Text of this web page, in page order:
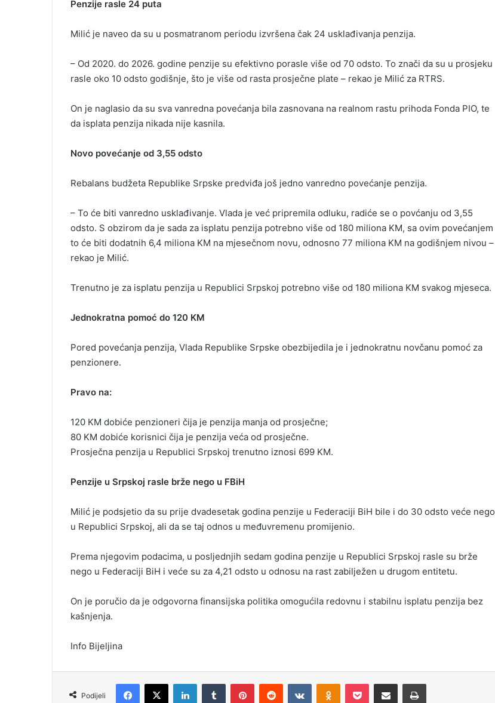
Penzije rasle 24 puta
Milić je naveo da su u posmatranom periodu izvršena čak 24 usklađivanja penzija.
– Od 2020. do 2026. godine penzije su efektivno porasle više od 70 odsto. To znači da su u prosjeku
rasle oko 10 odsto godišnje, što je više od rasta prosječne plate – rekao je Milić za RTRS.
On je naglasio da su sva vanredna povećanja bila zasnovana na realnom rastu prihoda Fonda PIO, te
da isplata penzija nikada nije kasnila.
Novo povećanje od 3,55 odsto
Rebalans budžeta Republike Srpske predviđa još jedno vanredno povećanje penzija.
– To će biti vanredno usklađivanje. Vlada je već pripremila odluku, radiće se o povćanju od 3,55
odsto. S obzirom da je sada za isplatu penzija potrebno više od 180 miliona KM, sa ovim povećanjem
to će biti dodatnih 6,4 miliona KM na mjesečnom novu, odnosno 77 miliona KM na godišnjem nivou –
rekao je Milić.
Trenutno je za isplatu penzija u Republici Srpskoj potrebno više od 180 miliona KM svakog mjeseca.
Jednokratna pomoć do 120 KM
Pored povećanja penzija, Vlada Republike Srpske obezbijedila je i jednokratnu novčanu pomoć za
penzionere.
Pravo na:
120 KM dobiće penzioneri čija je penzija manja od prosječne;
80 KM dobiće korisnici čija je penzija veća od prosječne.
Prosječna penzija u Republici Srpskoj trenutno iznosi 699 KM.
Penzije u Srpskoj rasle brže nego u FBiH
Milić je podsjetio da su prije dvadesetak godina penzije u Federaciji BiH bile i do 30 odsto veće nego
u Republici Srpskoj, ali da se taj odnos u međuvremenu promijenio.
Prema njegovim podacima, u posljednjih sedam godina penzije u Republici Srpskoj rasle su brže
nego u Federaciji BiH i veće su za 4,21 odsto u odnosu na rast zabilježen u drugom entitetu.
On je poručio da je odgovorna finansijska politika omogućila redovnu i stabilnu isplatu penzija bez
kašnjenja.
Info Bijeljina
Podijeli